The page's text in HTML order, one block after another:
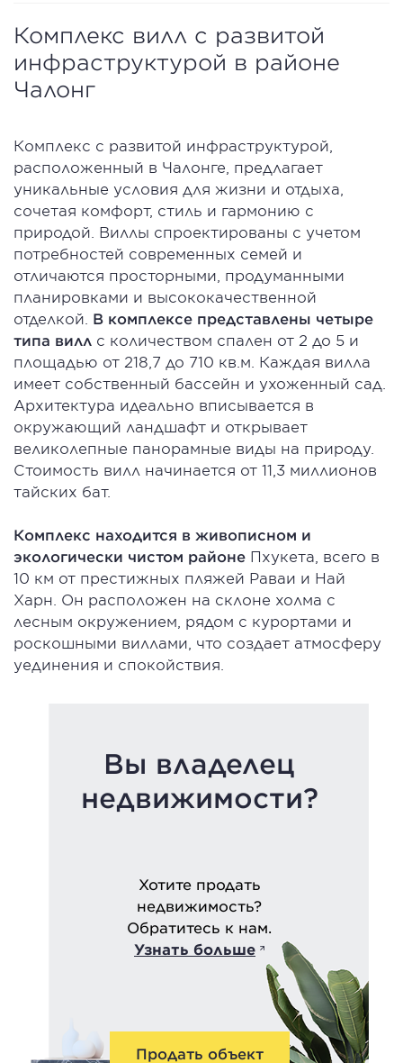
Комплекс вилл с развитой
инфраструктурой в районе
Чалонг
Комплекс с развитой инфраструктурой,
расположенный в Чалонге, предлагает
уникальные условия для жизни и отдыха,
сочетая комфорт, стиль и гармонию с
природой. Виллы спроектированы с учетом
потребностей современных семей и
отличаются просторными, продуманными
планировками и высококачественной
отделкой. В комплексе представлены четыре
типа вилл с количеством спален от 2 до 5 и
площадью от 218,7 до 710 кв.м. Каждая вилла
имеет собственный бассейн и ухоженный сад.
Архитектура идеально вписывается в
окружающий ландшафт и открывает
великолепные панорамные виды на природу.
Стоимость вилл начинается от 11,3 миллионов
тайских бат.
Комплекс находится в живописном и
экологически чистом районе Пхукета, всего в
10 км от престижных пляжей Раваи и Най
Харн. Он расположен на склоне холма с
лесным окружением, рядом с курортами и
роскошными виллами, что создает атмосферу
уединения и спокойствия.
Вы владелец
недвижимости?
Хотите продать
недвижимость?
Обратитесь к нам.
Узнать больше
Продать объект